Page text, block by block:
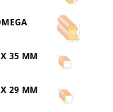
35 MM
29 MM